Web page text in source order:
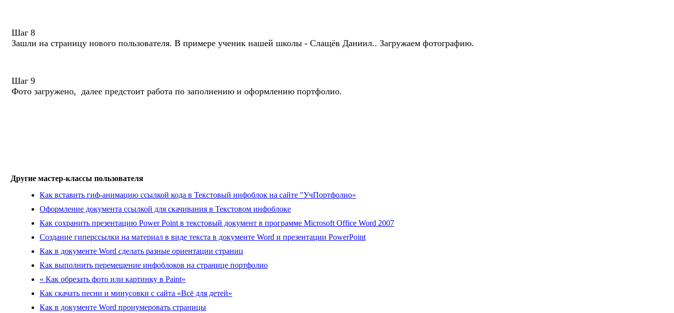
Шаг 8
Зашли на страницу нового пользователя. В примере ученик нашей школы - Слащёв Даниил.. Загружаем фотографию.
Шаг 9
Фото загружено, далее предстоит работа по заполнению и оформлению портфолио.
Другие мастер-классы пользователя
Как вставить гиф-анимацию ссылкой кода в Текстовый инфоблок на сайте "УчПортфолио»
Оформление документа ссылкой для скачивания в Текстовом инфоблоке
Как сохранить презентацию Power Point в текстовый документ в программе Microsoft Office Word 2007
Создание гиперссылки на материал в виде текста в документе Word и презентации PowerPoint
Как в документе Word сделать разные ориентации страниц
Как выполнить перемещение инфоблоков на странице портфолио
« Как обрезать фото или картинку в Paint»
Как скачать песни и минусовки с сайта «Всё для детей»
Как в документе Word пронумеровать страницы